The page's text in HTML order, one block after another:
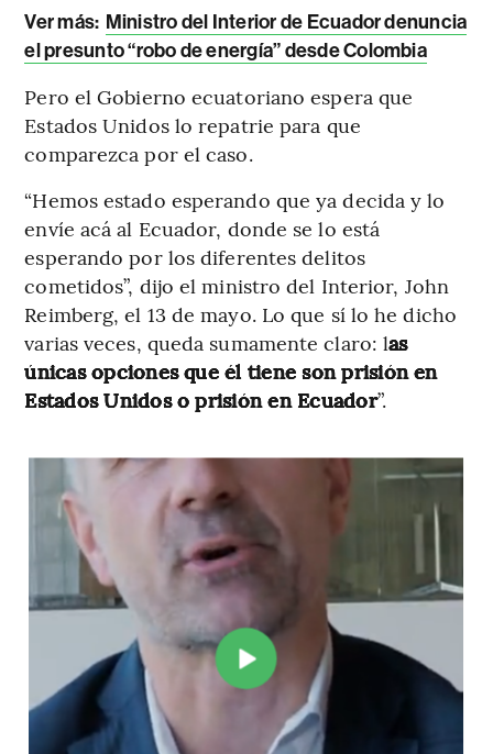
Ver más: Ministro del Interior de Ecuador denuncia
el presunto “robo de energía” desde Colombia
Pero el Gobierno ecuatoriano espera que
Estados Unidos lo repatrie para que
comparezca por el caso.
“Hemos estado esperando que ya decida y lo
envíe acá al Ecuador, donde se lo está
esperando por los diferentes delitos
cometidos”, dijo el ministro del Interior, John
Reimberg, el 13 de mayo. Lo que sí lo he dicho
varias veces, queda sumamente claro: las
únicas opciones que él tiene son prisión en
Estados Unidos o prisión en Ecuador”.